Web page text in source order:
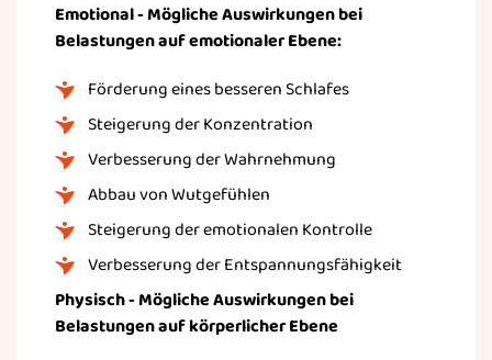
Emotional - Mögliche Auswirkungen bei
Belastungen auf emotionaler Ebene:
Förderung eines besseren Schlafes
Steigerung der Konzentration
Verbesserung der Wahrnehmung
Abbau von Wutgefühlen
Steigerung der emotionalen Kontrolle
Verbesserung der Entspannungsfähigkeit
Physisch - Mögliche Auswirkungen bei
Belastungen auf körperlicher Ebene